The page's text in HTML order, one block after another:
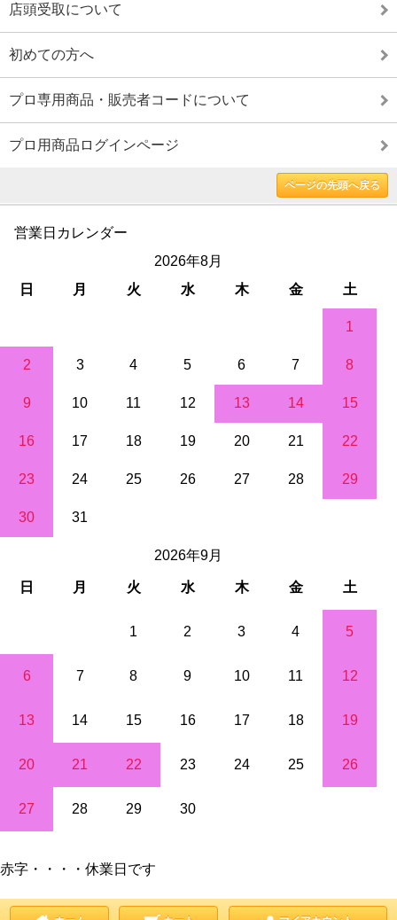
店頭受取について
初めての方へ
プロ専用商品・販売者コードについて
プロ用商品ログインページ
ページの先頭へ戻る
営業日カレンダー
2026年8月
日
月 火 水 木 金 土
1
2 3 4 5 6 7 8
9 10 11 12 13 14 15
16 17 18 19 20 21 22
23 24 25 26 27 28 29
30 31
2026年9月
日 月 火 水 木 金 土
1 2 3 4 5
6 7 8 9 10 11 12
13 14 15 16 17 18 19
20 21 22 23 24 25 26
27 28 29 30
赤字・・・・休業日です